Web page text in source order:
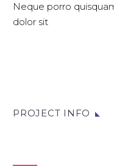
Neque porro
dolor sit
PROJECT INFO